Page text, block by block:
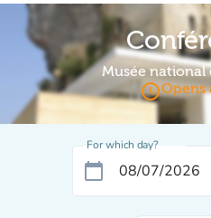
Musée national
access_timeOpens
For which day?
calendar_today